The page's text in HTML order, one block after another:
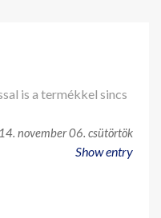
is a termékkel sincs
november 06. csütörtök
Show entry